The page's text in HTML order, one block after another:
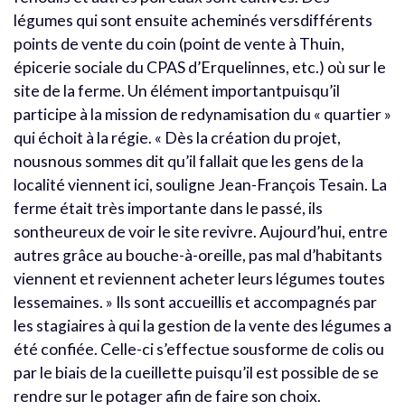
légumes qui sont ensuite acheminés versdifférents
points de vente du coin (point de vente à Thuin,
épicerie sociale du CPAS d’Erquelinnes, etc.) où sur le
site de la ferme. Un élément importantpuisqu’il
participe à la mission de redynamisation du « quartier »
qui échoit à la régie. « Dès la création du projet,
nousnous sommes dit qu’il fallait que les gens de la
localité viennent ici, souligne Jean-François Tesain. La
ferme était très importante dans le passé, ils
sontheureux de voir le site revivre. Aujourd’hui, entre
autres grâce au bouche-à-oreille, pas mal d’habitants
viennent et reviennent acheter leurs légumes toutes
lessemaines. » Ils sont accueillis et accompagnés par
les stagiaires à qui la gestion de la vente des légumes a
été confiée. Celle-ci s’effectue sousforme de colis ou
par le biais de la cueillette puisqu’il est possible de se
rendre sur le potager afin de faire son choix.